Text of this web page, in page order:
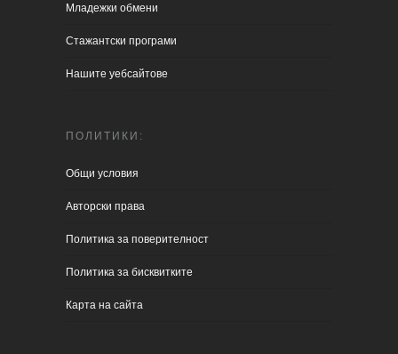
Младежки обмени
Стажантски програми
Нашите уебсайтове
ПОЛИТИКИ:
Общи условия
Aвторски права
Политика за поверителност
Политика за бисквитките
Карта на сайта